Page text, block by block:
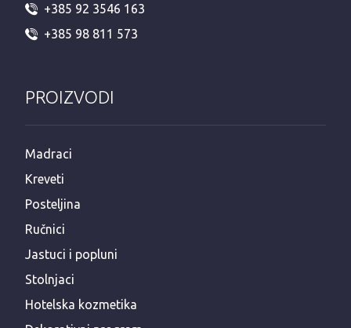
+385 92 3546 163
+385 98 811 573
PROIZVODI
Madraci
Kreveti
Posteljina
Ručnici
Jastuci i popluni
Stolnjaci
Hotelska kozmetika